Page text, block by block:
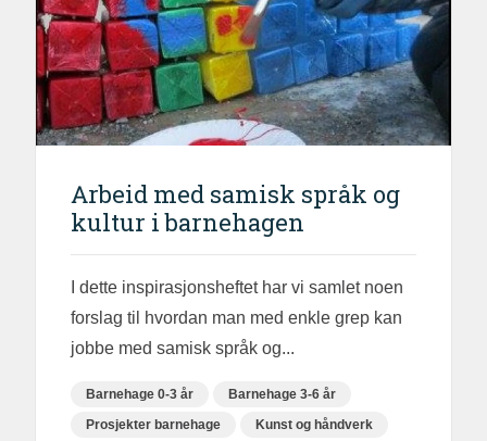
Arbeid med samisk språk og
kultur i barnehagen
I dette inspirasjonsheftet har vi samlet noen
forslag til hvordan man med enkle grep kan
jobbe med samisk språk og...
Barnehage 0-3 år
Barnehage 3-6 år
Prosjekter barnehage
Kunst og håndverk